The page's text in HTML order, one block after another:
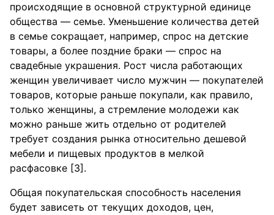
происходящие в основной структурной единице
общества — семье. Уменьшение количества детей
в семье сокращает, например, спрос на детские
товары, а более поздние браки — спрос на
свадебные украшения. Рост числа работающих
женщин увеличивает число мужчин — покупателей
товаров, которые раньше покупали, как правило,
только женщины, а стремление молодежи как
можно раньше жить отдельно от родителей
требует создания рынка относительно дешевой
мебели и пищевых продуктов в мелкой
расфасовке [3].
Общая покупательская способность населения
будет зависеть от текущих доходов, цен,